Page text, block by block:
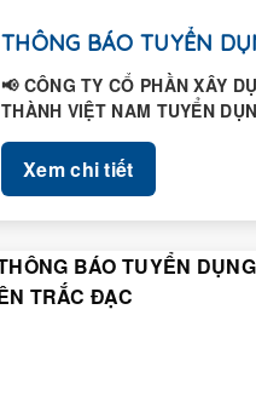
THÔNG BÁO TUYỂN
📢 CÔNG TY CỔ PHẦN XÂY
THÀNH VIỆT NAM TUYỂN
Xem chi tiết